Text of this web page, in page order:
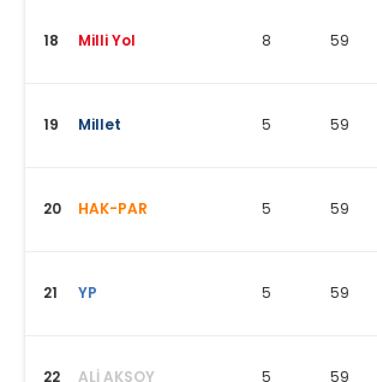
18 Milli Yol 8 59
19 Millet 5 59
20 HAK-PAR 5 59
21 YP 5 59
22 ALİ AKSOY 5 59